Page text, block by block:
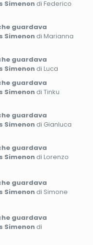
Simenondi Federico
guardava
Simenondi Marianna
guardava
Simenondi Luca
guardava
Simenondi Tinku
guardava
Simenondi Gianluca
guardava
Simenondi Lorenzo
guardava
Simenondi Simone
guardava
Simenondi